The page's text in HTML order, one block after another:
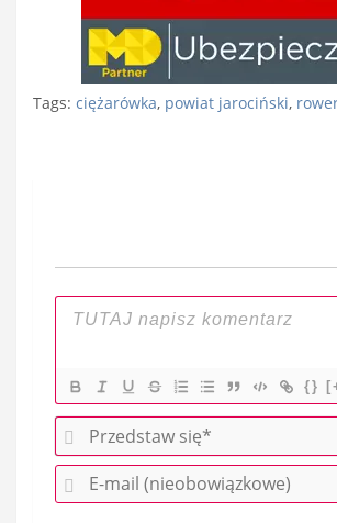
Tags: ciężarówka, powiat jarociński,
{}